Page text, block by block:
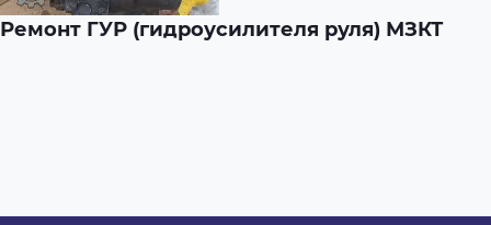
Ремонт ГУР (гидроусилителя руля) МЗКТ